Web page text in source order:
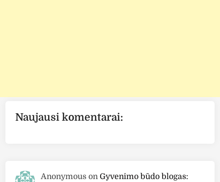
Naujausi komentarai:
Anonymous onGyvenimo būdo blogas: